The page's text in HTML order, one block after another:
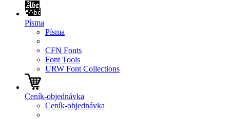
Písma
Písma
CFN Fonts
Font Tools
URW Font Collections
Ceník-objednávka
Ceník-objednávka